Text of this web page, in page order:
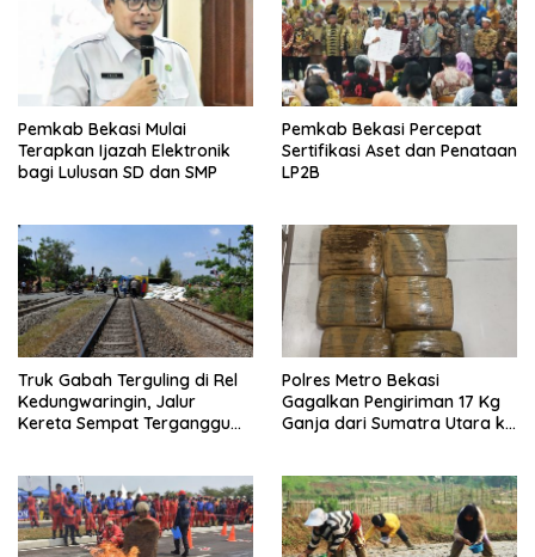
Pemkab Bekasi Mulai
Terapkan Ijazah Elektronik
bagi Lulusan SD dan SMP
Pemkab Bekasi Percepat
Sertifikasi Aset dan Penataan
LP2B
Truk Gabah Terguling di Rel
Kedungwaringin, Jalur
Kereta Sempat Terganggu
Polres Metro Bekasi
Gagalkan Pengiriman 17 Kg
Ganja dari Sumatra Utara ke